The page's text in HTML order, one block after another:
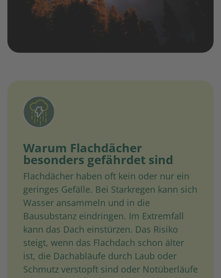
Warum Flachdächer
besonders gefährdet sind
Flachdächer haben oft kein oder nur ein
geringes Gefälle. Bei Starkregen kann sich
Wasser ansammeln und in die
Bausubstanz eindringen. Im Extremfall
kann das Dach einstürzen. Das Risiko
steigt, wenn das Flachdach schon älter
ist, die Dachabläufe durch Laub oder
Schmutz verstopft sind oder Notüberläufe